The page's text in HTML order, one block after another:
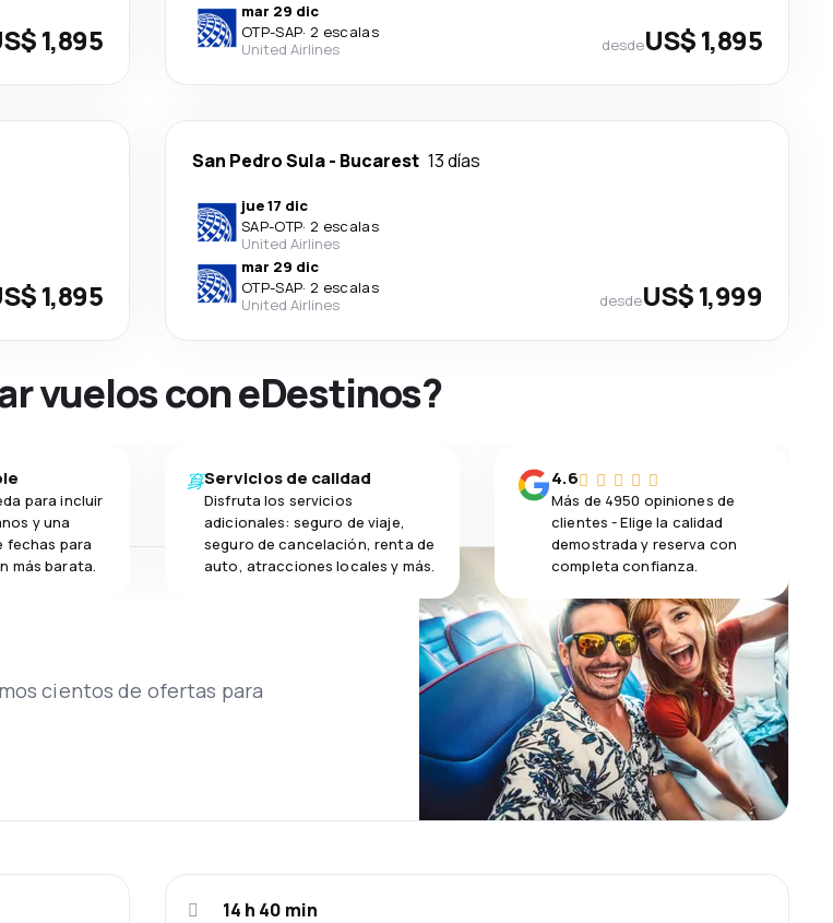
1,895
mar 29 dic
OTP-SAP· 2 escalas
United Airlines
desdeUS$ 1,895
1,895
San Pedro Sula- Bucarest 13 días
jue 17 dic
SAP-OTP· 2 escalas
United Airlines
mar 29 dic
OTP-SAP· 2 escalas
United Airlines
desdeUS$ 1,999
vuelos con eDestinos?
para incluir
y una
fechas para
más barata.
Servicios de calidad
Disfruta los servicios
adicionales: seguro de viaje,
seguro de cancelación, renta de
auto, atracciones locales y más.
4.6
Más de 4950 opiniones de
clientes - Elige la calidad
demostrada y reserva con
completa confianza.
cientos de ofertas para
14 h 40 min